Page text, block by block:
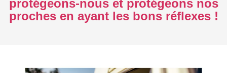
protégeons-nous et protégeons nos
proches en ayant les bons réflexes !